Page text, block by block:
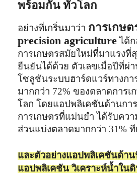
พร้อมกัน ทั่วโลก
อย่างที่เกริ่นมาว่า การเกษ
precision agricultureได้ก
การเกษตรสมัยใหม่ที่มาแรงที่
ยืนยันได้ด้วย ตัวเลขเมื่อปีที่ผ่
โซลูชันระบบฮาร์ดแวร์ทางกา
มากกว่า 72% ของตลาดการเ
โลก โดยแอปพลิเคชันด้านกา
การเกษตรที่แม่นยำ ได้รับคว
ส่วนแบ่งตลาดมากกว่า 31% ที
และตัวอย่างแอปพลิเคชันด้า
แอปพลิเคชัน วิเคราะห์น้ำในดิ